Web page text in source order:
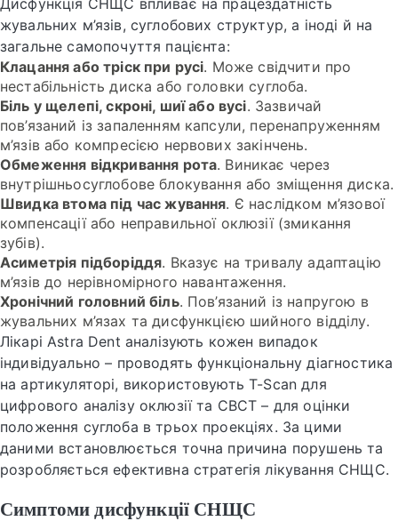
Дисфункція СНЩС впливає на працездатність
жувальних м’язів, суглобових структур, а іноді й на
загальне самопочуття пацієнта:
Клацання або тріск при русі. Може свідчити про
нестабільність диска або головки суглоба.
Біль у щелепі, скроні, шиї або вусі. Зазвичай
пов’язаний із запаленням капсули, перенапруженням
м’язів або компресією нервових закінчень.
Обмеження відкривання рота. Виникає через
внутрішньосуглобове блокування або зміщення диска.
Швидка втома під час жування. Є наслідком м’язової
компенсації або неправильної оклюзії (змикання
зубів).
Асиметрія підборіддя. Вказує на тривалу адаптацію
м’язів до нерівномірного навантаження.
Хронічний головний біль. Пов’язаний із напругою в
жувальних м’язах та дисфункцією шийного відділу.
Лікарі Astra Dent аналізують кожен випадок
індивідуально – проводять функціональну діагностика
на артикуляторі, використовують T-Scan для
цифрового аналізу оклюзії та CBCT – для оцінки
положення суглоба в трьох проекціях. За цими
даними встановлюється точна причина порушень та
розробляється ефективна стратегія лікування СНЩС.
Симптоми дисфункції СНЩС